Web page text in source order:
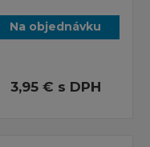
Na objednávku
3,95 € s DPH